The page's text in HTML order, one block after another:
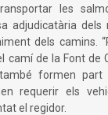
les
adjudicatària
dels camins.
camí de la Font de
formen
requerir els
el regidor.